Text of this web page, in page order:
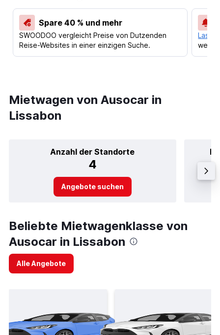
Spare 40 % und mehr
SWOODOO vergleicht Preise von Dutzenden
Reise-Websites in einer einzigen Suche.
Lass
Mietwagen von Ausocar in
Lissabon
Anzahl der Standorte
4
Angebote suchen
Beliebte Mietwagenklasse von
Ausocar in Lissabon
Alle Angebote